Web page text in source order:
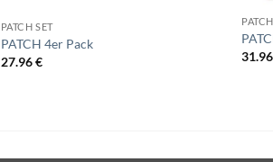
PATCH SET
PATCH 4er Pack
27.96€